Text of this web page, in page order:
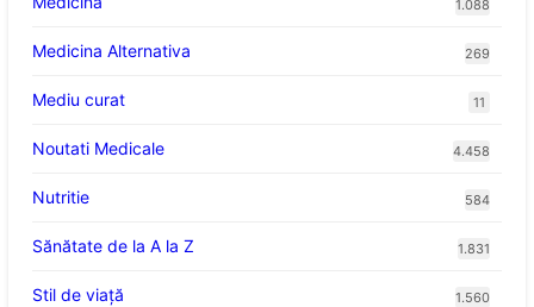
1.088
Medicina Alternativa 269
Mediu curat 11
Noutati Medicale 4.458
Nutritie 584
Sănătate de la A la Z 1.831
Stil de viaţă 1.560